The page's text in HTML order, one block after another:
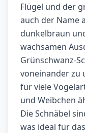
Flügel und der
auch der Name
dunkelbraun
wachsamen
Grünschwanz-
voneinander zu
für viele
und Weibchen
Die Schnäbel
was ideal für